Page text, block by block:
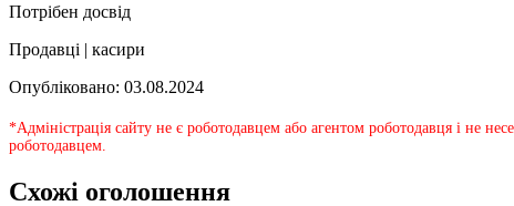
Потрібен досвід
Продавці | касири
Опубліковано: 03.08.2024
*Адміністрація сайту не є роботодавцем або агентом роботодавця і не
роботодавцем.
Схожі оголошення